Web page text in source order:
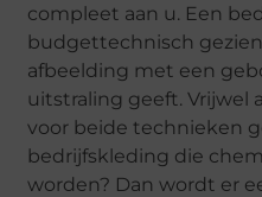
compleet aan u. Een
budgettechnisch
afbeelding met een
uitstraling geeft. Vrijwel
voor beide technieken
bedrijfskleding die
worden? Dan wordt er